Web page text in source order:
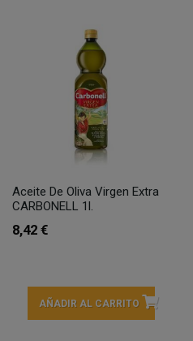
Aceite De Oliva Virgen Extra
CARBONELL 1l.
8,42 €
AÑADIR AL CARRITO